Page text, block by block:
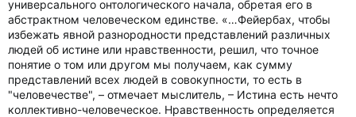
универсального онтологического начала, обретая его в
абстрактном человеческом единстве. «…Фейербах, чтобы
избежать явной разнородности представлений различных
людей об истине или нравственности, решил, что точное
понятие о том или другом мы получаем, как сумму
представлений всех людей в совокупности, то есть в
"человечестве", – отмечает мыслитель, – Истина есть нечто
коллективно-человеческое. Нравственность определяется